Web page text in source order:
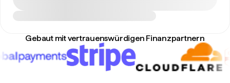
Gebaut mit vertrauenswürdigen Finanzpartnern